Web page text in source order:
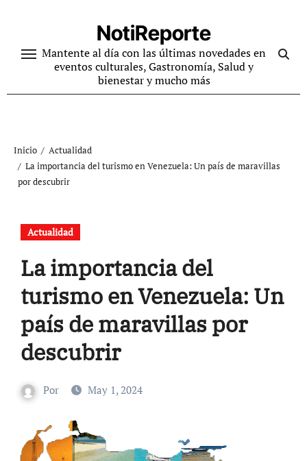
contenido
NotiReporte
Mantente al día con las últimas novedades en
eventos culturales, Gastronomía, Salud y
bienestar y mucho más
Inicio
Actualidad
La importancia del turismo en Venezuela: Un país de maravillas
por descubrir
Actualidad
La importancia del
turismo en Venezuela: Un
país de maravillas por
descubrir
Por May 1, 2024